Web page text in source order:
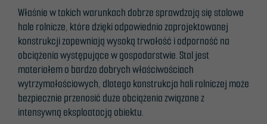
Właśnie w takich warunkach dobrze sprawdzają się stalowe
hale rolnicze, które dzięki odpowiednio zaprojektowanej
konstrukcji zapewniają wysoką trwałość i odporność na
obciążenia występujące w gospodarstwie. Stal jest
materiałem o bardzo dobrych właściwościach
wytrzymałościowych, dlatego konstrukcja hali rolniczej może
bezpiecznie przenosić duże obciążenia związane z
intensywną eksploatacją obiektu.